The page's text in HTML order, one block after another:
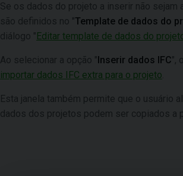
Se os dados do projeto a inserir não
são definidos no "Template de dados do
diálogo " Editar template de dados do
Ao selecionar a opção " Inserir dados IFC",
importar dados IFC extra para o projeto
Esta janela também permite que o usuário
dados dos projetos podem ser copiados a